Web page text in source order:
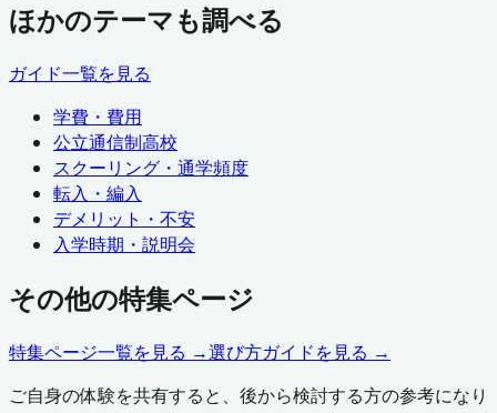
ほかのテーマも調べる
ガイド一覧を見る
学費・費用
公立通信制高校
スクーリング・通学頻度
転入・編入
デメリット・不安
入学時期・説明会
その他の特集ページ
特集ページ一覧を見る →選び方ガイドを見る →
ご自身の体験を共有すると、後から検討する方の参考になり